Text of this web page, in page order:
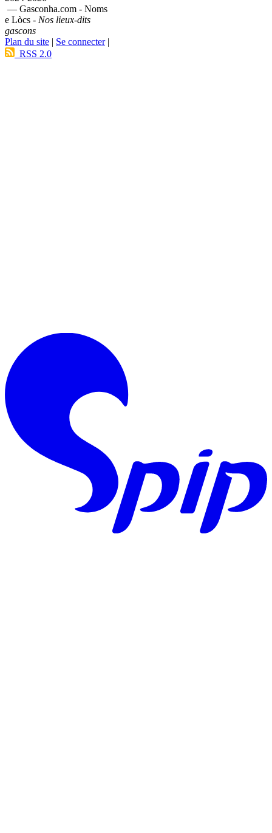
— Gasconha.com - Noms
e Lòcs - Nos lieux-dits
gascons
Plan du site | Se connecter|
RSS 2.0